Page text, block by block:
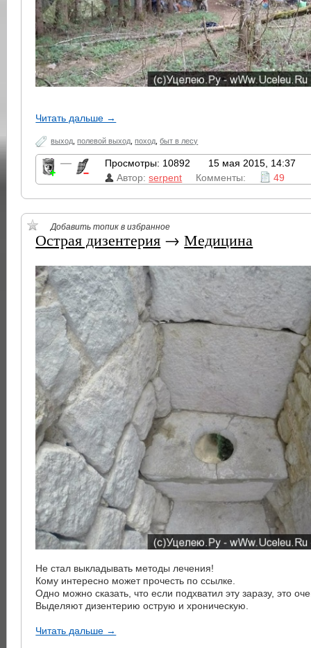
Читать дальше →
выход ,полевой выход ,поход ,быт в лесу
— Просмотры: 10892
15 мая 2015, 14:37
Автор:serpent Комменты: 49
Добавить топик в избранное
Острая дизентерия →Медицина
Не стал выкладывать методы лечения!
Кому интересно может прочесть по ссылке.
Одно можно сказать, что если подхватил эту заразу, это
Выделяют дизентерию острую и хроническую.
Читать дальше →